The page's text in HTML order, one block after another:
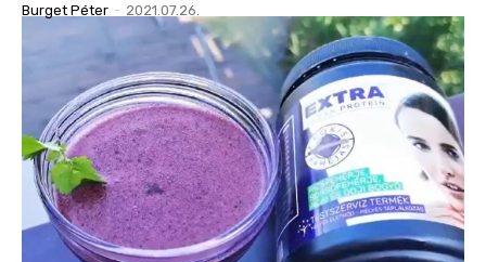
Burget Péter - 2021.07.26.